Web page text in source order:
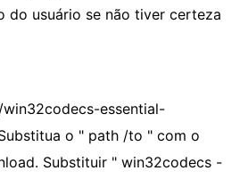
do usuário se não tiver certeza
essential-
o " path /to " com o
Substituir " win32codecs -